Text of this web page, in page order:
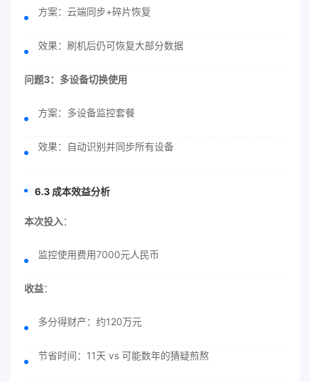
方案：云端同步+碎片恢复
效果：刷机后仍可恢复大部分数据
问题3：多设备切换使用
方案：多设备监控套餐
效果：自动识别并同步所有设备
6.3 成本效益分析
本次投入：
监控使用费用7000元人民币
收益：
多分得财产：约120万元
节省时间：11天 vs 可能数年的猜疑煎熬